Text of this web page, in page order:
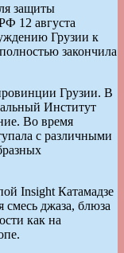
защиты
12 августа
Грузии к
закончила
Грузии. В
Институт
Во время
с различными
Insight Катамадзе
джаза, блюза
как на